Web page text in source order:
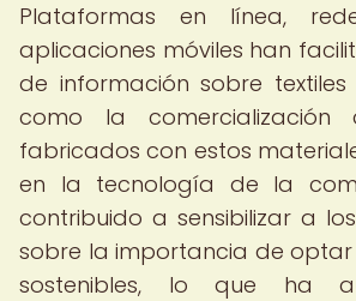
Plataformas en línea,
aplicaciones móviles han
de información sobre
como la comercialización
fabricados con estos
en la tecnología de la
contribuido a sensibilizar a
sobre la importancia de
sostenibles, lo que ha